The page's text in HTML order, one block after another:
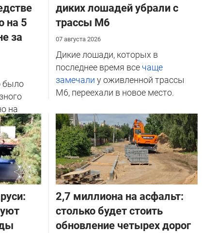
на 5
за
было
на
диких лошадей убрали с
трассы М6
07 августа 2026
Дикие лошади, которых в
последнее время все чаще
замечали у оживленной трассы
М6, переехали в новое место.
2,7 миллиона на асфальт:
столько будет стоить
обновление четырех дорог